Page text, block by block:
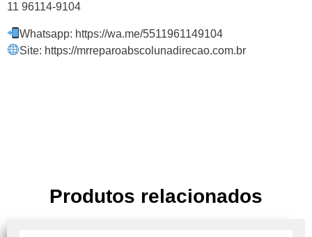
11 96114-9104
Whatsapp: https://wa.me/5511961149104
Site: https://mrreparoabscolunadirecao.com.br
Produtos relacionados